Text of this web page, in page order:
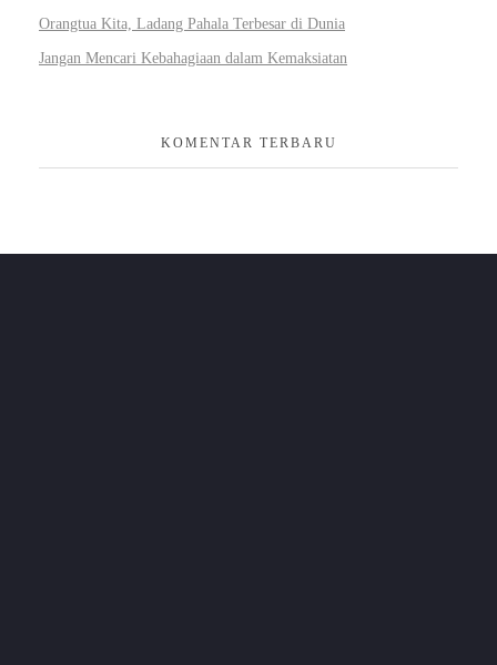
Orangtua Kita, Ladang Pahala Terbesar di Dunia
Jangan Mencari Kebahagiaan dalam Kemaksiatan
KOMENTAR TERBARU